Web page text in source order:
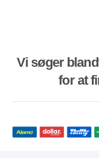
Vi søger
for at